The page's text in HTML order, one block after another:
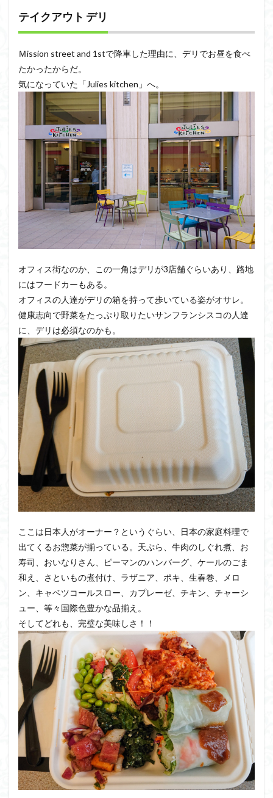
テイクアウト デリ
Ｍission street and 1stで降車した理由に、デリでお昼を食べ
たかったからだ。
気になっていた「Julies kitchen」へ。
オフィス街なのか、この一角はデリが3店舗ぐらいあり、路地
にはフードカーもある。
オフィスの人達がデリの箱を持って歩いている姿がオサレ。
健康志向で野菜をたっぷり取りたいサンフランシスコの人達
に、デリは必須なのかも。
ここは日本人がオーナー？というぐらい、日本の家庭料理で
出てくるお惣菜が揃っている。天ぷら、牛肉のしぐれ煮、お
寿司、おいなりさん、ピーマンのハンバーグ、ケールのごま
和え、さといもの煮付け、ラザニア、ポキ、生春巻、メロ
ン、キャベツコールスロー、カプレーゼ、チキン、チャーシ
ュー、等々国際色豊かな品揃え。
そしてどれも、完璧な美味しさ！！